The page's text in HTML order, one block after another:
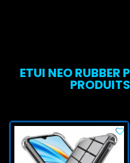
ETUI NEO RUBBER